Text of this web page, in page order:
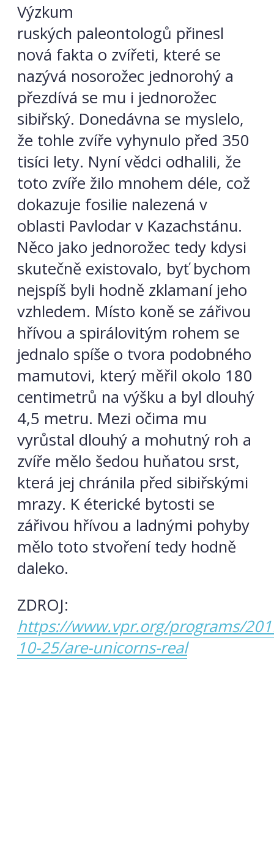
Výzkum
ruských paleontologů přinesl
nová fakta o zvířeti, které se
nazývá nosorožec jednorohý a
přezdívá se mu i jednorožec
sibiřský. Donedávna se myslelo,
že tohle zvíře vyhynulo před 350
tisíci lety. Nyní vědci odhalili, že
toto zvíře žilo mnohem déle, což
dokazuje fosilie nalezená v
oblasti Pavlodar v Kazachstánu.
Něco jako jednorožec tedy kdysi
skutečně existovalo, byť bychom
nejspíš byli hodně zklamaní jeho
vzhledem. Místo koně se zářivou
hřívou a spirálovitým rohem se
jednalo spíše o tvora podobného
mamutovi, který měřil okolo 180
centimetrů na výšku a byl dlouhý
4,5 metru. Mezi očima mu
vyrůstal dlouhý a mohutný roh a
zvíře mělo šedou huňatou srst,
která jej chránila před sibiřskými
mrazy. K éterické bytosti se
zářivou hřívou a ladnými pohyby
mělo toto stvoření tedy hodně
daleko.
ZDROJ:
https://www.vpr.org/programs/
10-25/are-unicorns-real